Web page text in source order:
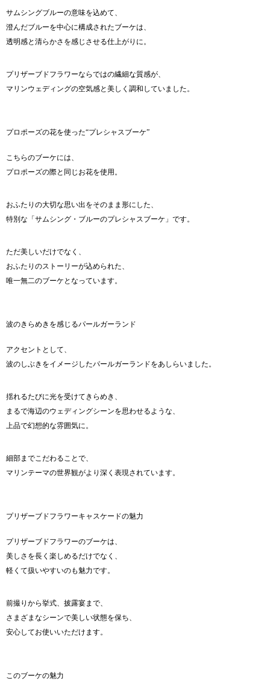
サムシングブルーの意味を込めて、
澄んだブルーを中心に構成されたブーケは、
透明感と清らかさを感じさせる仕上がりに。
プリザーブドフラワーならではの繊細な質感が、
マリンウェディングの空気感と美しく調和していました。
プロポーズの花を使った“プレシャスブーケ”
こちらのブーケには、
プロポーズの際と同じお花を使用。
おふたりの大切な思い出をそのまま形にした、
特別な「サムシング・ブルーのプレシャスブーケ」です。
ただ美しいだけでなく、
おふたりのストーリーが込められた、
唯一無二のブーケとなっています。
波のきらめきを感じるパールガーランド
アクセントとして、
波のしぶきをイメージしたパールガーランドをあしらいました。
揺れるたびに光を受けてきらめき、
まるで海辺のウェディングシーンを思わせるような、
上品で幻想的な雰囲気に。
細部までこだわることで、
マリンテーマの世界観がより深く表現されています。
プリザーブドフラワーキャスケードの魅力
プリザーブドフラワーのブーケは、
美しさを長く楽しめるだけでなく、
軽くて扱いやすいのも魅力です。
前撮りから挙式、披露宴まで、
さまざまなシーンで美しい状態を保ち、
安心してお使いいただけます。
このブーケの魅力